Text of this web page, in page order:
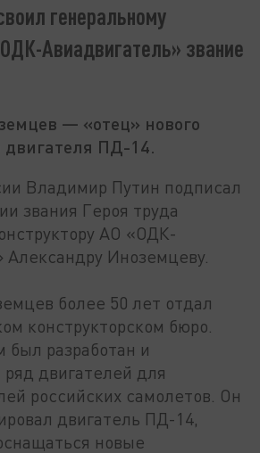
генеральному
Авиадвигатель» звание
— «отец» нового
двигателя ПД-14.
Владимир Путин подписал
звания Героя труда
АО «ОДК-
Александру Иноземцеву.
более 50 лет отдал
конструкторском бюро.
был разработан и
двигателей для
российских самолетов. Он
двигатель ПД-14,
новые